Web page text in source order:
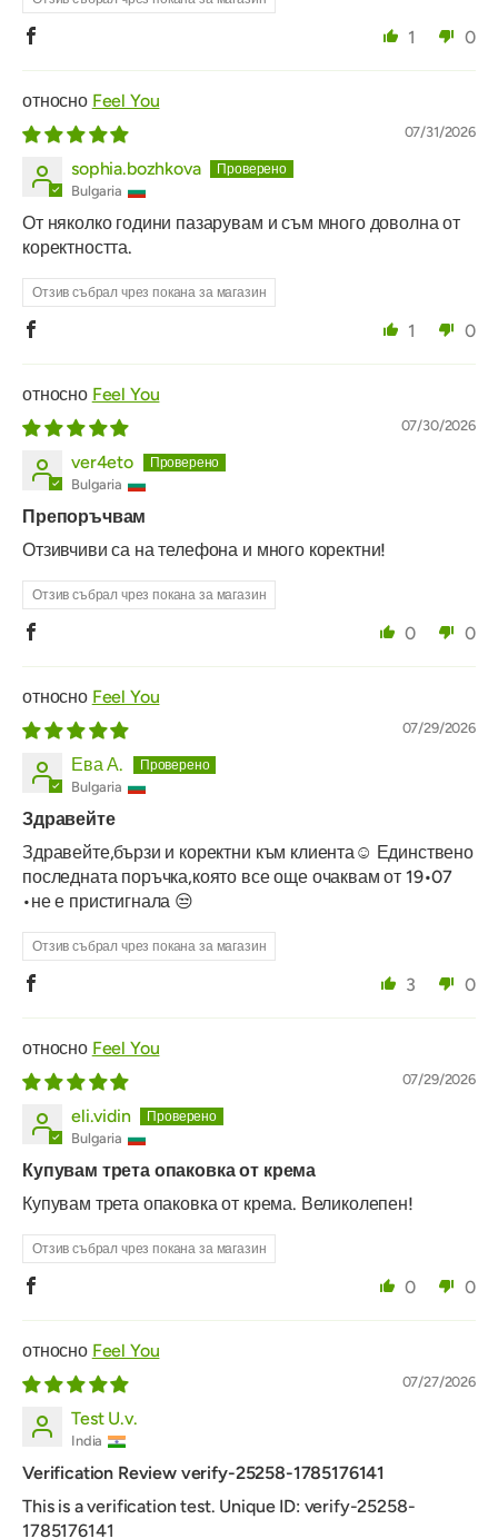
1 0
Feel You
07/31/2026
sophia.bozhkova
Bulgaria
От няколко години пазарувам и съм много доволна от
коректността.
Отзив събрал чрез покана за магазин
1 0
Feel You
07/30/2026
ver4eto
Bulgaria
Препоръчвам
Отзивчиви са на телефона и много коректни!
Отзив събрал чрез покана за магазин
0 0
Feel You
07/29/2026
Ева А.
Bulgaria
Здравейте
Здравейте,бързи и коректни към клиента☺️ Единствено
последната поръчка,която все още очаквам от 19•07
•не е пристигнала 😒
Отзив събрал чрез покана за магазин
3 0
Feel You
07/29/2026
eli.vidin
Bulgaria
Купувам трета опаковка от крема
Купувам трета опаковка от крема. Великолепен!
Отзив събрал чрез покана за магазин
0 0
Feel You
07/27/2026
Test U.v.
India
Verification Review verify-25258-1785176141
This is a verification test. Unique ID: verify-25258-
1785176141